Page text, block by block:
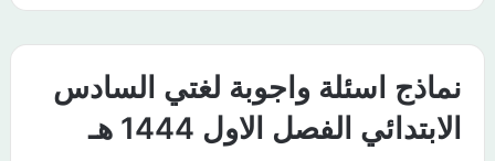
نماذج اسئلة واجوبة لغتي السادس
الابتدائي الفصل الاول 1444 هـ